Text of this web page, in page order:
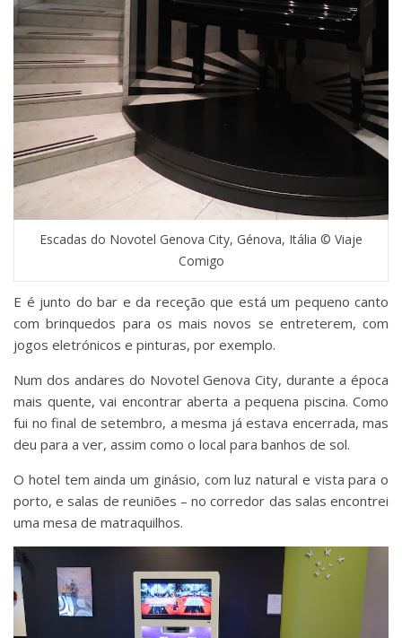
Escadas do Novotel Genova City, Génova, Itália © Viaje
Comigo
E é junto do bar e da receção que está um pequeno canto
com brinquedos para os mais novos se entreterem, com
jogos eletrónicos e pinturas, por exemplo.
Num dos andares do Novotel Genova City, durante a época
mais quente, vai encontrar aberta a pequena piscina. Como
fui no final de setembro, a mesma já estava encerrada, mas
deu para a ver, assim como o local para banhos de sol.
O hotel tem ainda um ginásio, com luz natural e vista para o
porto, e salas de reuniões – no corredor das salas encontrei
uma mesa de matraquilhos.